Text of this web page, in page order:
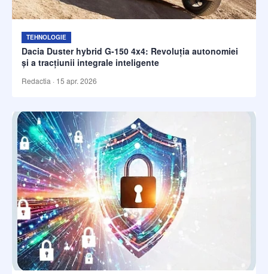
TEHNOLOGIE
Dacia Duster hybrid G-150 4x4: Revoluția autonomiei
și a tracțiunii integrale inteligente
Redactia · 15 apr. 2026